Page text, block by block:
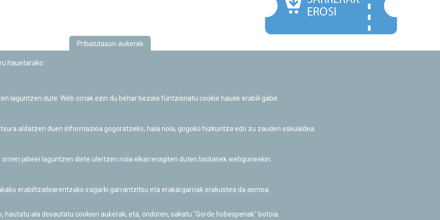
Informazio publikoa eskatzeko baimena
Pribatutasun-aukerak
hauetarako:
laguntzen dute. Web orriak ezin du behar bezala funtzionatu cookie hauek erabili gabe.
aldatzen duen informazioa gogoratzeko, hala nola, gogoko hizkuntza edo zu zauden eskualdea.
jabeei laguntzen diete ulertzen nola elkarreragiten duten bisitariek webguneekin.
erabiltzailearentzako iragarki garrantzitsu eta erakargarriak erakustea da asmoa.
ala desautatu cookien aukerak, eta, ondoren, sakatu "Gorde hobespenak" botoia.